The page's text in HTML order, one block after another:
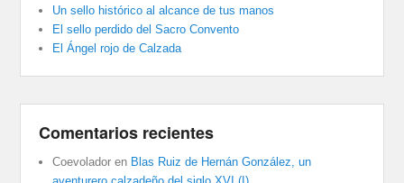
Un sello histórico al alcance de tus manos
El sello perdido del Sacro Convento
El Ángel rojo de Calzada
Comentarios recientes
Coevolador en Blas Ruiz de Hernán González, un